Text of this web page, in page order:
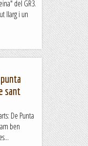
del GR3.
llarg i un
sant
De Punta
ben